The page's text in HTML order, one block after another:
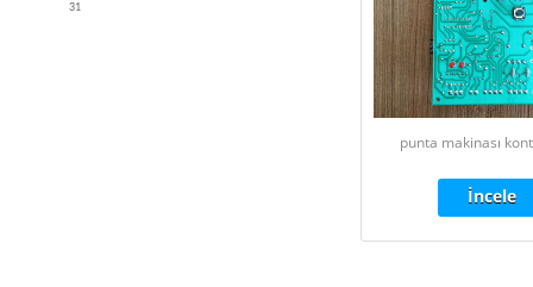
31
punta makinası
İncele